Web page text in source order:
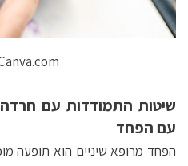
שיטות התמודדות עם
עם הפחד
הפחד מרופא שיניים הוא תופעה